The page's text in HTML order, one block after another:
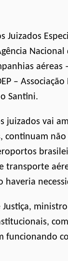
Juizados
–
Santini.
juizados vai
continuam
transporte
funcionando